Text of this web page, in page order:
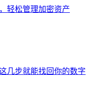
轻松管理加密资产
几步就能找回你的数字